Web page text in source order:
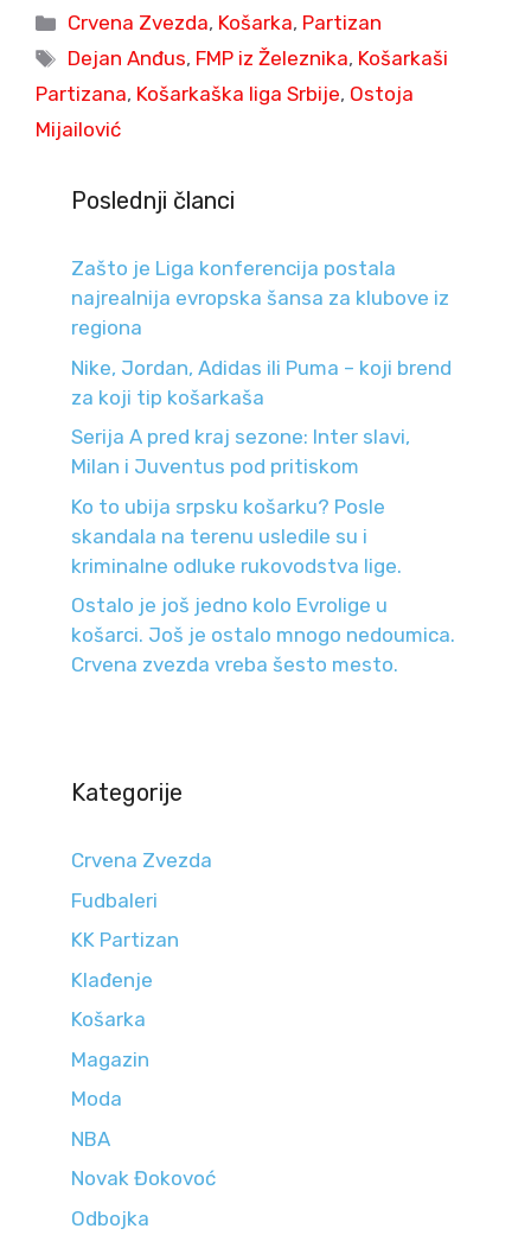
Categories
Crvena Zvezda, Košarka, Partizan
Tags
Dejan Anđus, FMP iz Železnika, Košarkaši
Partizana, Košarkaška liga Srbije, Ostoja
Mijailović
Poslednji članci
Zašto je Liga konferencija postala
najrealnija evropska šansa za klubove iz
regiona
Nike, Jordan, Adidas ili Puma – koji brend
za koji tip košarkaša
Serija A pred kraj sezone: Inter slavi,
Milan i Juventus pod pritiskom
Ko to ubija srpsku košarku? Posle
skandala na terenu usledile su i
kriminalne odluke rukovodstva lige.
Ostalo je još jedno kolo Evrolige u
košarci. Još je ostalo mnogo nedoumica.
Crvena zvezda vreba šesto mesto.
Kategorije
Crvena Zvezda
Fudbaleri
KK Partizan
Klađenje
Košarka
Magazin
Moda
NBA
Novak Đokovoć
Odbojka